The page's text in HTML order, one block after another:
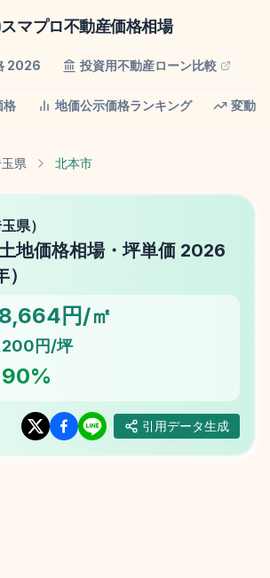
スマプロ不動産価格相場
2026 投資用不動産ローン比較
格 地価公示価格ランキング 変動
県 北本市
県）
土地価格相場・坪単価 2026
）
円/㎡
円/坪
%
引用データ生成